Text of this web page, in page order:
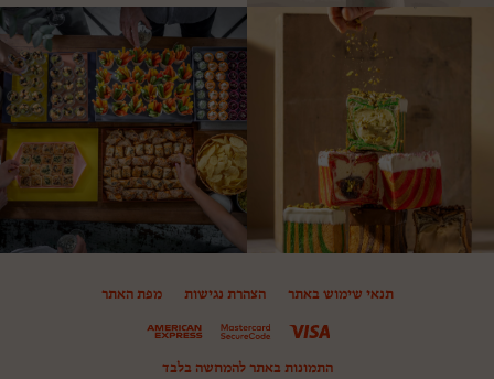
התמונות באתר להמחשה בלבד
תנאי שימוש באתר הצהרת נגישות מפת האתר